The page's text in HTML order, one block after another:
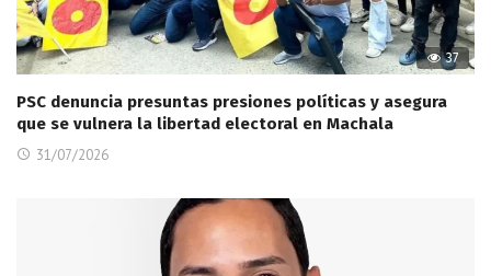
37
PSC denuncia presuntas presiones políticas y asegura
que se vulnera la libertad electoral en Machala
31/07/2026